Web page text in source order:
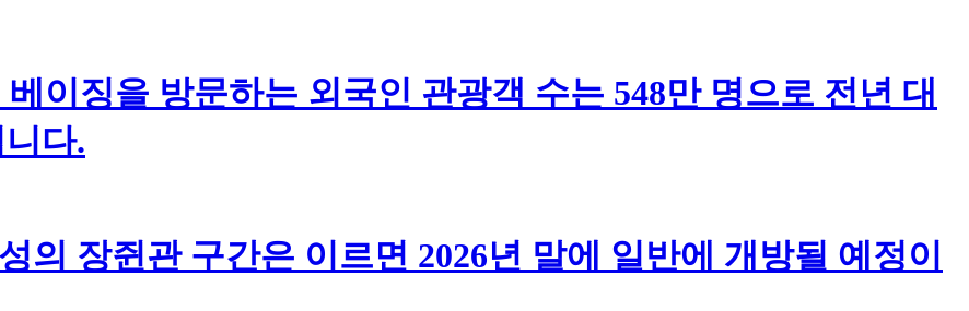
이징을 방문하는 외국인 관광객 수는 548만 명으로 전년 대
다.
의 장쥔관 구간은 이르면 2026년 말에 일반에 개방될 예정이